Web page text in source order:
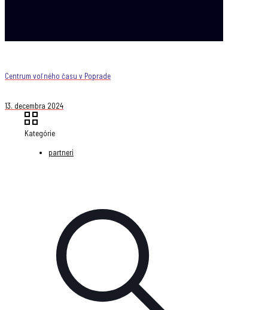
Centrum voľného času v Poprade
13. decembra 2024
Kategórie
partneri